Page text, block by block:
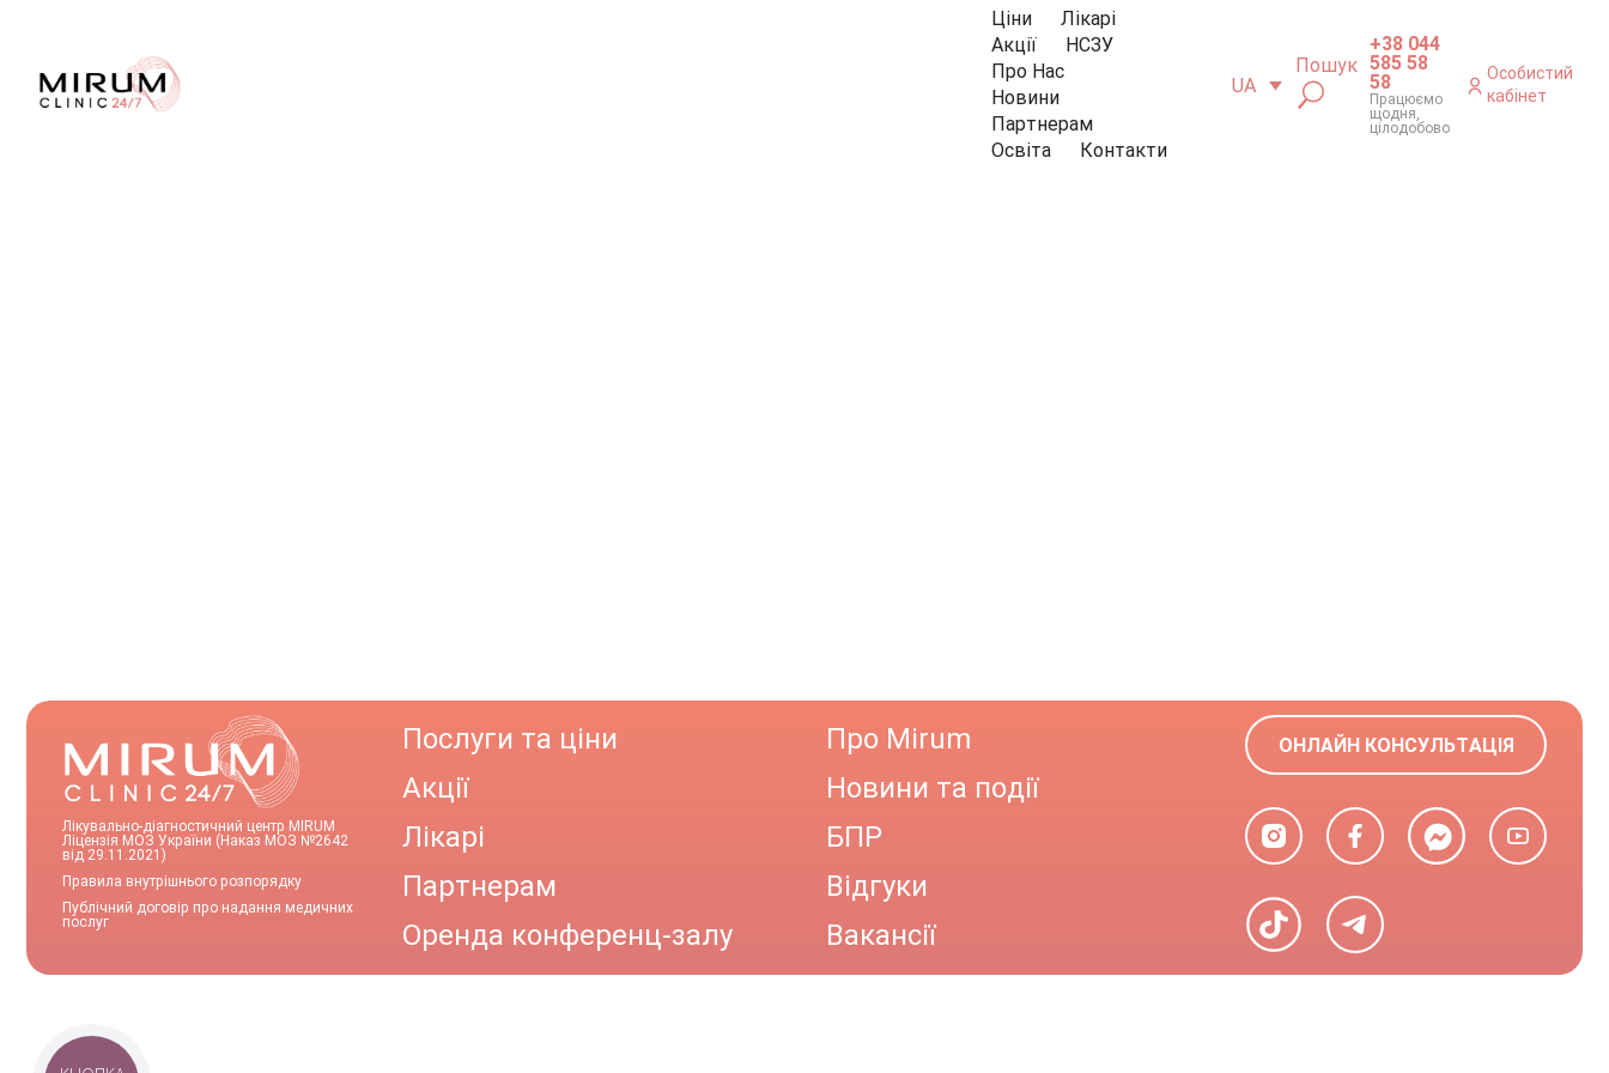
Ціни
Лікарі
Акції
НСЗУ
Про Нас
Новини
Партнерам
Освіта
Контакти
UA
Пошук
+38 044
585 58
58
Працюємо
щодня,
цілодобово
Особистий
кабінет
Лікувально-діагностичний центр MIRUM
Ліцензія МОЗ України (Наказ МОЗ №2642
від 29.11.2021)
Правила внутрішнього розпорядку
Публічний договір про надання медичних
послуг
Послуги та ціни
Акції
Лікарі
Партнерам
Оренда конференц-залу
Про Mirum
Новини та події
БПР
Відгуки
Вакансії
ОНЛАЙН КОНСУЛЬТАЦІЯ